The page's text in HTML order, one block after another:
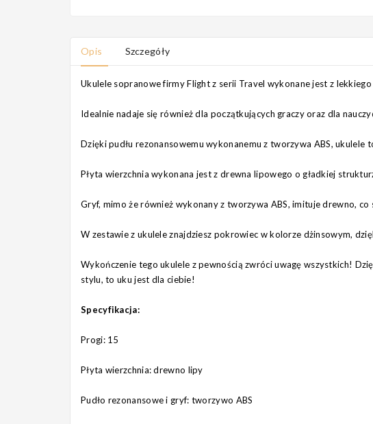
Opis Szczegóły
Ukulele sopranowe firmy Flight z serii Travel wykonane jest z
Idealnie nadaje się również dla początkujących graczy oraz dla
Dzięki pudłu rezonansowemu wykonanemu z tworzywa ABS,
Płyta wierzchnia wykonana jest z drewna lipowego o gładkiej
Gryf, mimo że również wykonany z tworzywa ABS, imituje drewno,
W zestawie z ukulele znajdziesz pokrowiec w kolorze dżinsowym,
Wykończenie tego ukulele z pewnością zwróci uwagę wszystkich!
stylu, to uku jest dla ciebie!
Specyfikacja:
Progi: 15
Płyta wierzchnia: drewno lipy
Pudło rezonansowe i gryf: tworzywo ABS